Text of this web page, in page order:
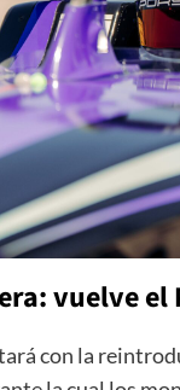
vuelve el
con la